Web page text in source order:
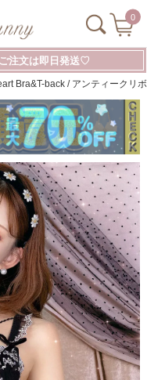
0
注文は即日発送♡
Bra&T-back / アンティークリ